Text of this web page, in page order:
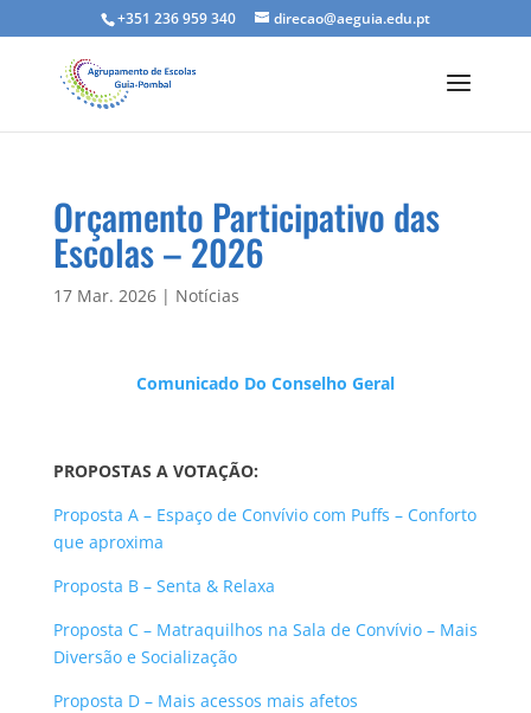
+351 236 959 340 direcao@aeguia.edu.pt
Orçamento Participativo das
Escolas – 2026
17 Mar. 2026| Notícias
Comunicado Do Conselho Geral
PROPOSTAS A VOTAÇÃO:
Proposta A – Espaço de Convívio com Puffs – Conforto
que aproxima
Proposta B – Senta & Relaxa
Proposta C – Matraquilhos na Sala de Convívio – Mais
Diversão e Socialização
Proposta D – Mais acessos mais afetos